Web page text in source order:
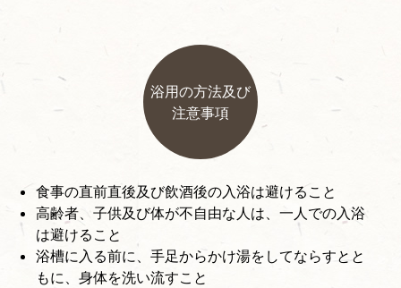
浴用の方法及び
注意事項
食事の直前直後及び飲酒後の入浴は避けること
高齢者、子供及び体が不自由な人は、一人での入浴
は避けること
浴槽に入る前に、手足からかけ湯をしてならすとと
もに、身体を洗い流すこと